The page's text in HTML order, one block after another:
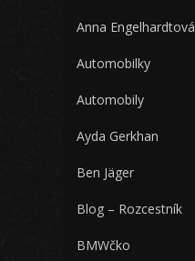
Anna Engelhardtová
Automobilky
Automobily
Ayda Gerkhan
Ben Jäger
Blog – Rozcestník
BMWčko